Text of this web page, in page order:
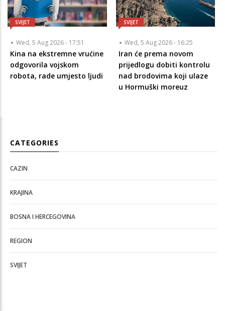
SVIJET
Wed, 5 Aug 2026 - 17:51
Kina na ekstremne vrućine
odgovorila vojskom
robota, rade umjesto ljudi
SVIJET
Wed, 5 Aug 2026 - 16:25
Iran će prema novom
prijedlogu dobiti kontrolu
nad brodovima koji ulaze
u Hormuški moreuz
CATEGORIES
CAZIN
KRAJINA
BOSNA I HERCEGOVINA
REGION
SVIJET